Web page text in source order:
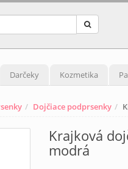
Darčeky Kozmetika
Dojčiace podprsenky
Krajková
modrá